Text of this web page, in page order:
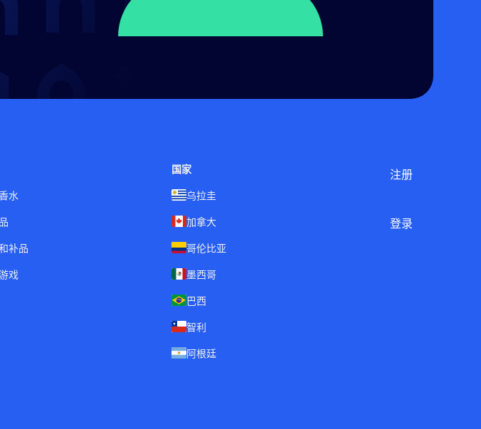
水
补品
戏
国家
乌拉圭
加拿大
哥伦比亚
墨西哥
巴西
智利
阿根廷
注册
登录